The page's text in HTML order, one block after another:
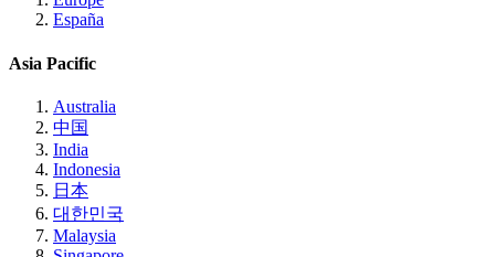
España
Asia Pacific
Australia
中国
India
Indonesia
日本
대한민국
Malaysia